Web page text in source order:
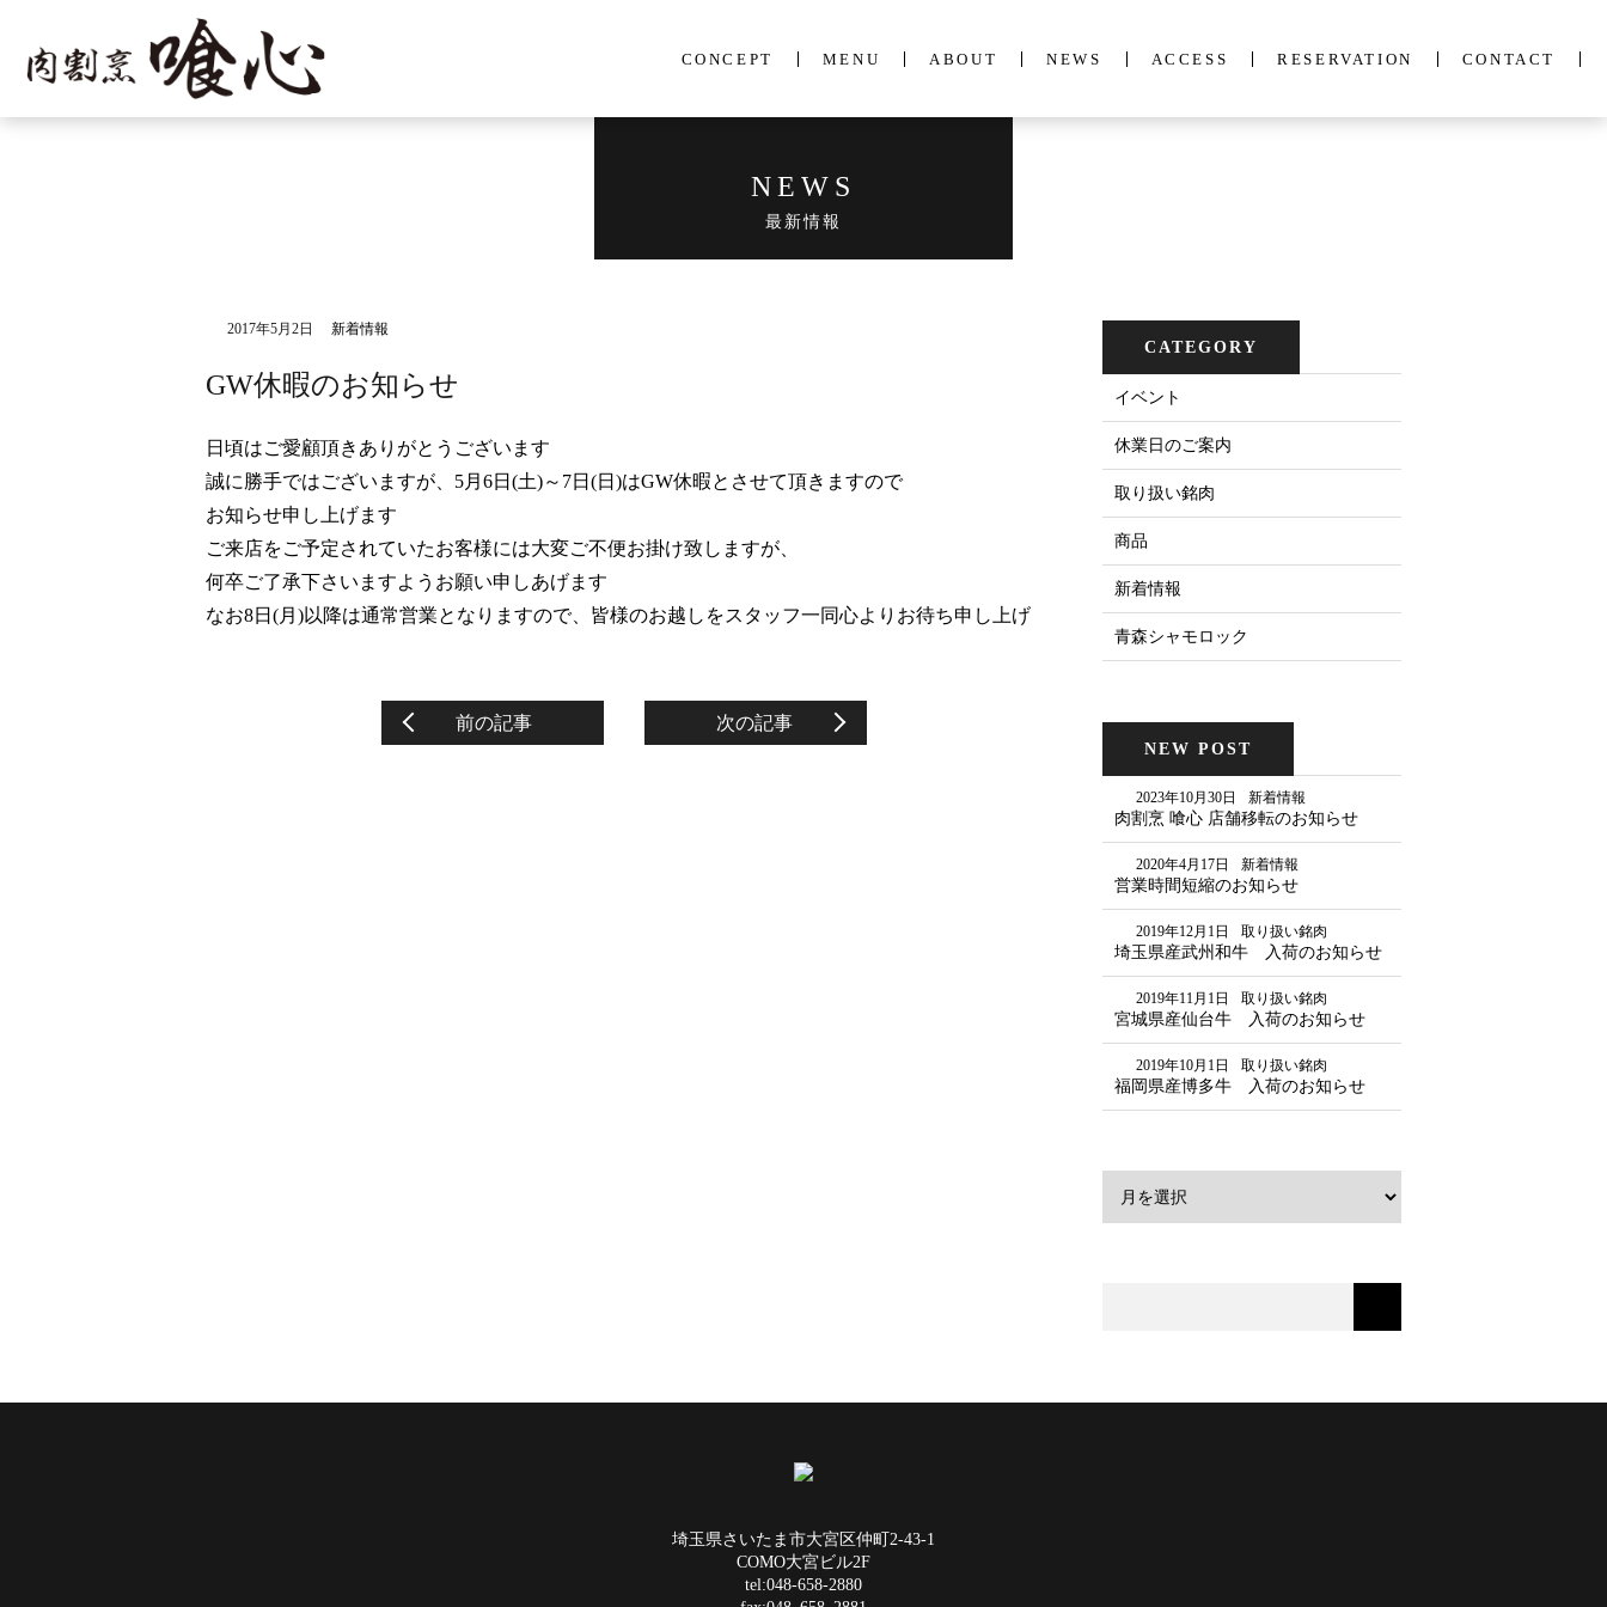
CONCEPT MENU ABOUT NEWS ACCESS RESERVATION CONTACT
NEWS
最新情報
2017年5月2日 新着情報
GW休暇のお知らせ
日頃はご愛顧頂きありがとうございます
誠に勝手ではございますが、5月6日(土)～7日(日)はGW休暇とさせて頂きますので
お知らせ申し上げます
ご来店をご予定されていたお客様には大変ご不便お掛け致しますが、
何卒ご了承下さいますようお願い申しあげます
なお8日(月)以降は通常営業となりますので、皆様のお越しをスタッフ一同心よりお待ち申し上げ
前の記事 次の記事
CATEGORY
イベント
休業日のご案内
取り扱い銘肉
商品
新着情報
青森シャモロック
NEW POST
2023年10月30日 新着情報
肉割烹 喰心 店舗移転のお知らせ
2020年4月17日 新着情報
営業時間短縮のお知らせ
2019年12月1日 取り扱い銘肉
埼玉県産武州和牛 入荷のお知らせ
2019年11月1日 取り扱い銘肉
宮城県産仙台牛 入荷のお知らせ
2019年10月1日 取り扱い銘肉
福岡県産博多牛 入荷のお知らせ
埼玉県さいたま市大宮区仲町2-43-1
COMO大宮ビル2F
tel:048-658-2880